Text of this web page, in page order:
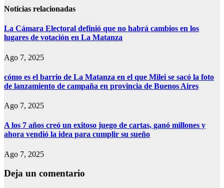
Noticias relacionadas
La Cámara Electoral definió que no habrá cambios en los
lugares de votación en La Matanza
Ago 7, 2025
cómo es el barrio de La Matanza en el que Milei se sacó la foto
de lanzamiento de campaña en provincia de Buenos Aires
Ago 7, 2025
A los 7 años creó un exitoso juego de cartas, ganó millones y
ahora vendió la idea para cumplir su sueño
Ago 7, 2025
Deja un comentario